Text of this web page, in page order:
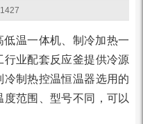
1427
温一体机、制冷加热一
业配套反应釜提供冷源
制热控温恒温器选用的
范围、型号不同，可以